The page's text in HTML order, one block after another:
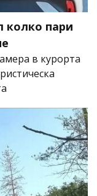
колко пари
в курорта